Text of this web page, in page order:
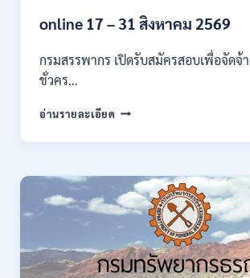
ภาค
ก
กพ.
10
17
2569
online 17 – 31 สิงหาคม 2569
กรมสรรพากร เปิดรับสมัครสอบเพื่อจัดจ้า
ชั่วคร…
อ่านรายละเอียด กรม
เปิด
สมัคร
งาน
138
ปวช.
ปวส.